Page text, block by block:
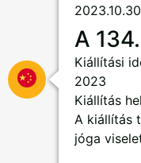
A
Kiállítási
2023
Kiállítás
A kiállítás
jóga